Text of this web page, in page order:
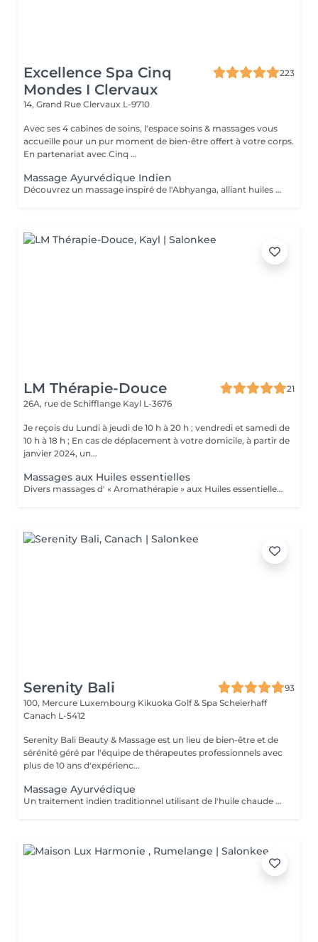
Excellence Spa Cinq
Mondes I Clervaux
223
14, Grand Rue Clervaux L-9710
Avec ses 4 cabines de soins, l'espace soins & massages vous
accueille pour un pur moment de bien-être offert à votre corps.
En partenariat avec Cinq ...
Massage Ayurvédique Indien
Découvrez un massage inspiré de l'Abhyanga, alliant huiles de sésame, moringa et chaulmoogra. L'alternance de mouvements lents et rapides, à la fois énergétiques et enveloppants, associée à des étirements, dénoue les tensions et réveille le corps en douceur, pour un moment de légèreté et de vitalité. La durée de la prestation (60min) inclut l'installation et le temps de relaxation intégré à nos soins (10min).
LM Thérapie-Douce
21
26A, rue de Schifflange Kayl L-3676
Je reçois du Lundi à jeudi de 10 h à 20 h ; vendredi et samedi de
10 h à 18 h ; En cas de déplacement à votre domicile, à partir de
janvier 2024, un...
Massages aux Huiles essentielles
Divers massages d' « Aromathérapie » aux Huiles essentielles (pour le corps) Ces massages apportent un soulagement immédiat à la tension musculaire, améliorent la circulation sanguine et lymphatique, augmente ses défenses Immunitaires. .Massage détente relax, "Plaisir" .Massage relaxation "Cocoon" .Massage amincissement drainage "Détox" .Massage pour les "douleurs articulaires" (dos-épaules-genoux) .Massage "Réflexe" : soulage courbatures, tendinites et autres douleurs articulaires et musculaires. Conseillé pour les sportifs ! .Massage "Tonic" pour la fatigue nerveuse, l'épuisement, le surmenage, le stress, la déprime, Besoin de Peps, et d'énergie, baisse de libido (tonique générale) ; Système immunitaire affaibli, rhume, antivirale, bronchite, nez bouché, sinusite, Arthrose, hyperthyroidie, fatigue des glandes surrénales... Ce massage est conseillé pour les périodes hivernales !
Serenity Bali
93
100, Mercure Luxembourg Kikuoka Golf & Spa Scheierhaff
Canach L-5412
Serenity Bali Beauty & Massage est un lieu de bien-être et de
sérénité géré par l'équipe de thérapeutes professionnels avec
plus de 10 ans d'expérienc...
Massage Ayurvédique
Un traitement indien traditionnel utilisant de l'huile chaude et de longs mouvements de massage fluides pour favoriser une relaxation profonde.